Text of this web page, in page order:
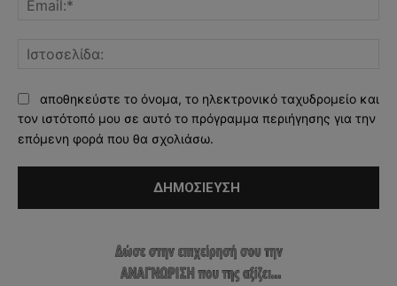
αποθηκεύστε το όνομα, το ηλεκτρονικό ταχυδρομείο και
τον ιστότοπό μου σε αυτό το πρόγραμμα περιήγησης για την
επόμενη φορά που θα σχολιάσω.